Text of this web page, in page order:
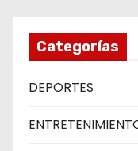
Categorías
DEPORTES